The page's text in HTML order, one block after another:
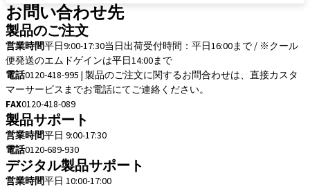
お問い合わせ先
製品のご注文
営業時間平日9:00-17:30当日出荷受付時間：平日16:00まで / ※クール
便発送のエムドゲインは平日14:00まで
電話0120-418-995 | 製品のご注文に関するお問合わせは、直接カスタ
マーサービスまでお電話にてご連絡ください。
FAX0120-418-089
製品サポート
営業時間平日 9:00-17:30
電話0120-689-930
デジタル製品サポート
営業時間平日 10:00-17:00